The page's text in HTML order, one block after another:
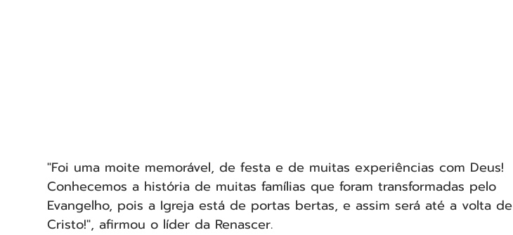
"Foi uma moite memorável, de festa e de muitas experiências com Deus!
Conhecemos a história de muitas famílias que foram transformadas pelo
Evangelho, pois a Igreja está de portas bertas, e assim será até a volta de
Cristo!", afirmou o líder da Renascer.